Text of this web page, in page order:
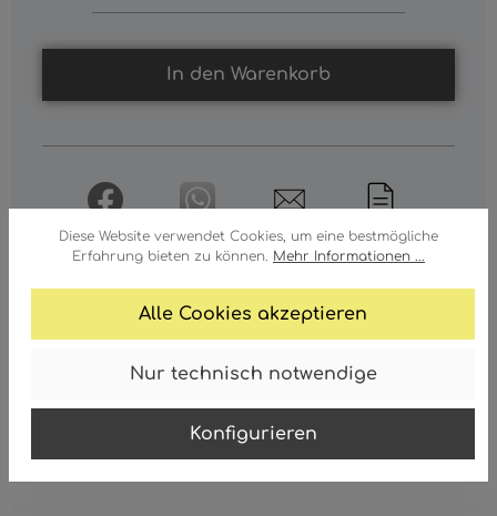
Diese Website verwendet Cookies, um eine bestmögliche
Erfahrung bieten zu können. Mehr Informationen ...
Alle Cookies akzeptieren
Nur technisch notwendige
Konfigurieren
In den Warenkorb
ERSATZGLAS KUGEL 25CM
Ersatzglas Kugel 25cm